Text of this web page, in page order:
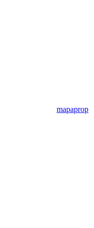
mapaprop